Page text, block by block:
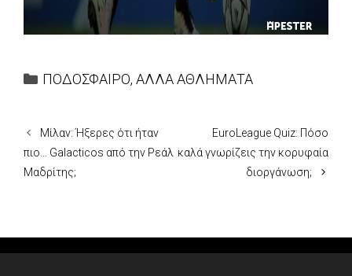
Categories
ΠΟΔΟΣΦΑΙΡΟ, ΑΛΛΑ ΑΘΛΗΜΑΤΑ
Μίλαν: Ήξερες ότι ήταν
πιο… Galacticos από την Ρεάλ
Μαδρίτης;
EuroLeague Quiz: Πόσο
καλά γνωρίζεις την κορυφαία
διοργάνωση;